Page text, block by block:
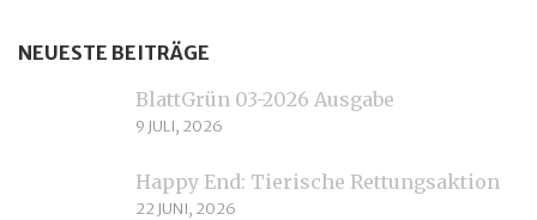
NEUESTE BEITRÄGE
BlattGrün 03-2026 Ausgabe
9 JULI, 2026
Happy End: Tierische Rettungsaktion
22 JUNI, 2026